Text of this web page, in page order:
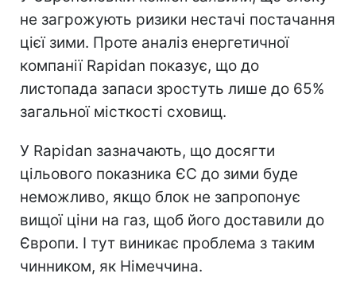
не загрожують ризики нестачі постачання
цієї зими. Проте аналіз енергетичної
компанії Rapidan показує, що до
листопада запаси зростуть лише до 65%
загальної місткості сховищ.
У Rapidan зазначають, що досягти
цільового показника ЄС до зими буде
неможливо, якщо блок не запропонує
вищої ціни на газ, щоб його доставили до
Європи. І тут виникає проблема з таким
чинником, як Німеччина.